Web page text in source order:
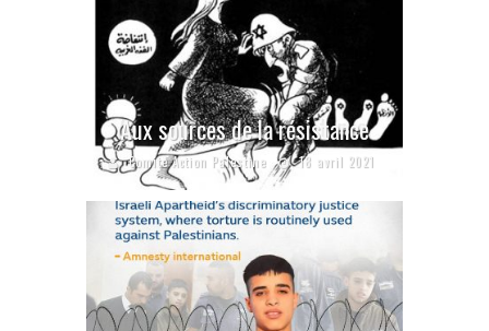
Aux sources de la résistance
Comité Action Palestine 18 avril 2021